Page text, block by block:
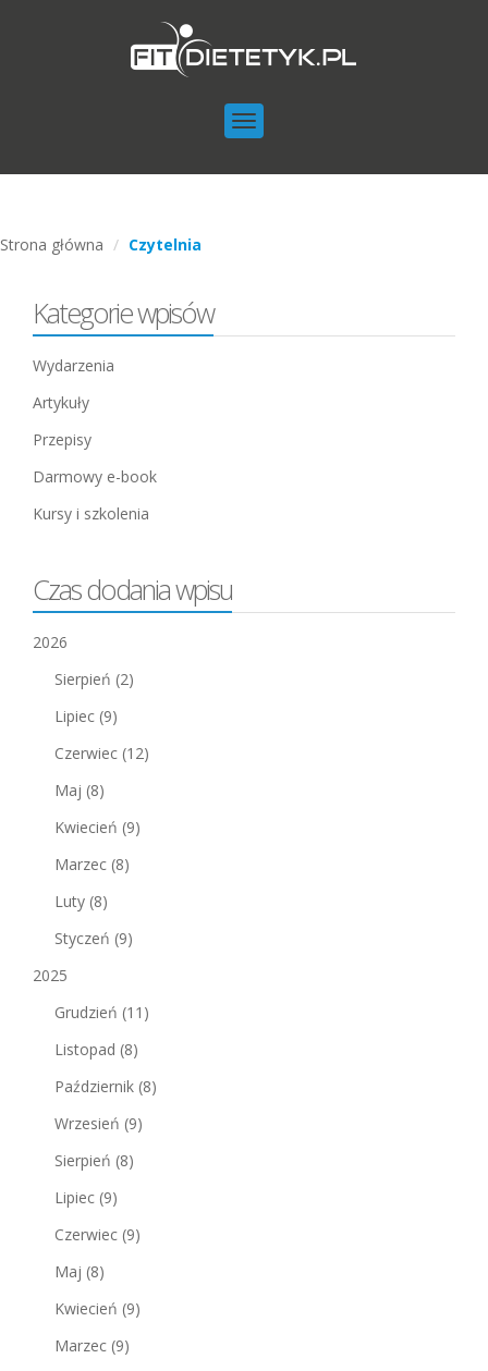
Toggle
navigation
Strona główna Czytelnia
Kategorie wpisów
Wydarzenia
Artykuły
Przepisy
Darmowy e-book
Kursy i szkolenia
Czas dodania wpisu
2026
Sierpień (2)
Lipiec (9)
Czerwiec (12)
Maj (8)
Kwiecień (9)
Marzec (8)
Luty (8)
Styczeń (9)
2025
Grudzień (11)
Listopad (8)
Październik (8)
Wrzesień (9)
Sierpień (8)
Lipiec (9)
Czerwiec (9)
Maj (8)
Kwiecień (9)
Marzec (9)